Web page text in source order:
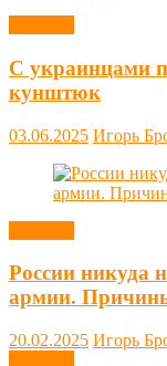
С украинцами
кунштюк
03.06.2025 Игорь
России никуда
армии.
20.02.2025 Игорь